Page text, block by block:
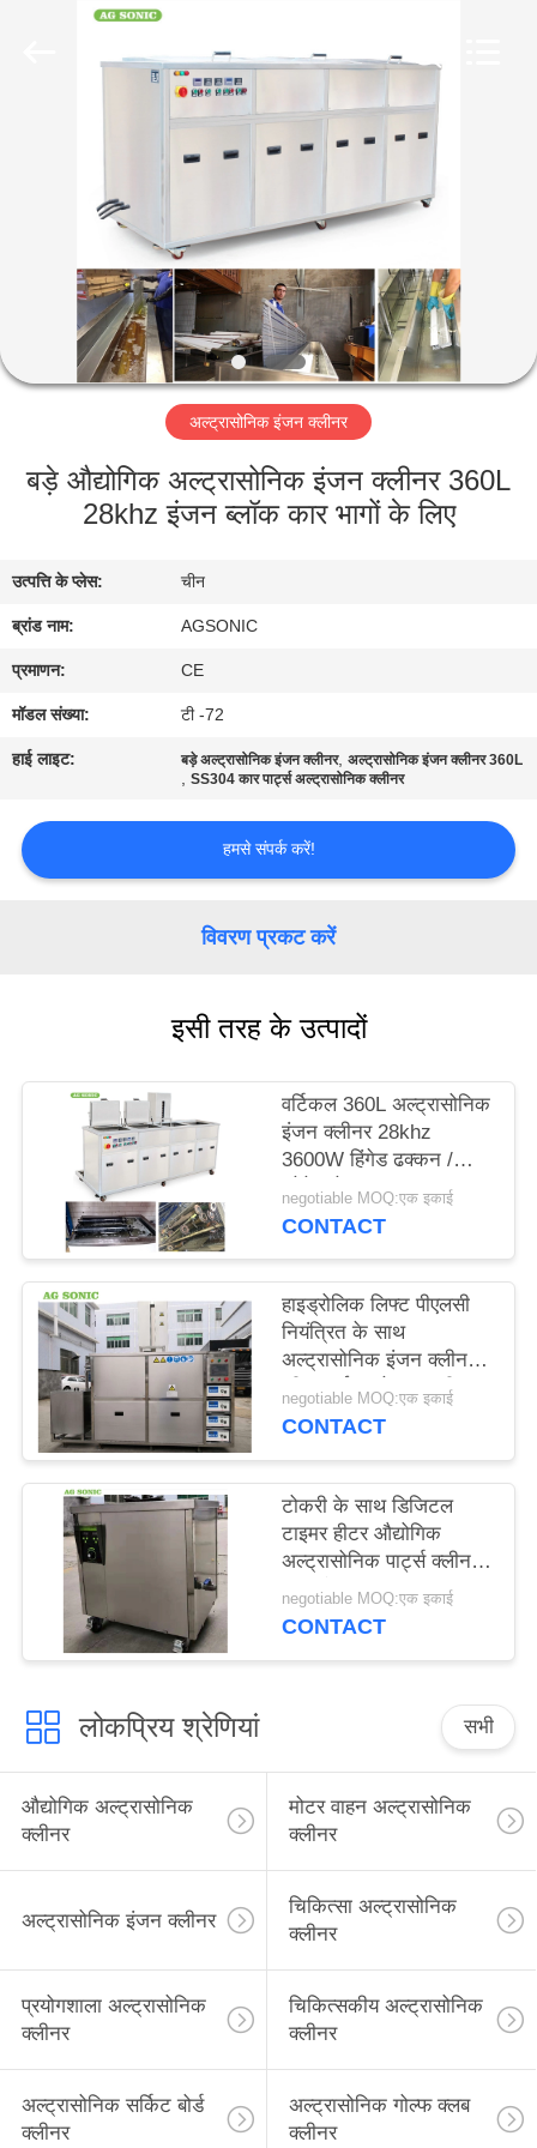
दिखाएँ
हमारे
भ्रमण
गुणवत्ता
नियंत्रण
करें
विनती
साइटमैप
PRIVACY
POLICY
अल्ट्रासोनिक इंजन क्लीनर
बड़े औद्योगिक अल्ट्रासोनिक इंजन क्लीनर 360L
28khz इंजन ब्लॉक कार भागों के लिए
उत्पत्ति के प्लेस: चीन
ब्रांड नाम: AGSONIC
प्रमाणन: CE
मॉडल संख्या: टी -72
हाई लाइट: बड़े अल्ट्रासोनिक इंजन क्लीनर,अल्ट्रासोनिक इंजन क्लीनर 360L
,SS304 कार पार्ट्स अल्ट्रासोनिक क्लीनर
हमसे संपर्क करें!
विवरण प्रकट करें
इसी तरह के उत्पादों
वर्टिकल 360L अल्ट्रासोनिक
इंजन क्लीनर 28khz
3600W हिंगेड ढक्कन /
ड्रेनेज के साथ
negotiable MOQ:एक इकाई
CONTACT
हाइड्रोलिक लिफ्ट पीएलसी
नियंत्रित के साथ
अल्ट्रासोनिक इंजन क्लीनर
की सफाई करने वाला व्हील
रिम
negotiable MOQ:एक इकाई
CONTACT
टोकरी के साथ डिजिटल
टाइमर हीटर औद्योगिक
अल्ट्रासोनिक पार्ट्स क्लीनर
60L टैंक
negotiable MOQ:एक इकाई
CONTACT
लोकप्रिय श्रेणियां सभी
औद्योगिक अल्ट्रासोनिक
क्लीनर
मोटर वाहन अल्ट्रासोनिक
क्लीनर
अल्ट्रासोनिक इंजन क्लीनर
चिकित्सा अल्ट्रासोनिक
क्लीनर
प्रयोगशाला अल्ट्रासोनिक
क्लीनर
चिकित्सकीय अल्ट्रासोनिक
क्लीनर
अल्ट्रासोनिक सर्किट बोर्ड
क्लीनर
अल्ट्रासोनिक गोल्फ क्लब
क्लीनर